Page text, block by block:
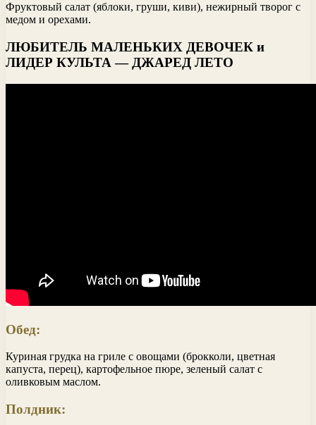
Фруктовый салат (яблоки, груши, киви), нежирный творог с
медом и орехами.
ЛЮБИТЕЛЬ МАЛЕНЬКИХ ДЕВОЧЕК и
ЛИДЕР КУЛЬТА — ДЖАРЕД ЛЕТО
Обед:
Куриная грудка на гриле с овощами (брокколи, цветная
капуста, перец), картофельное пюре, зеленый салат с
оливковым маслом.
Полдник: